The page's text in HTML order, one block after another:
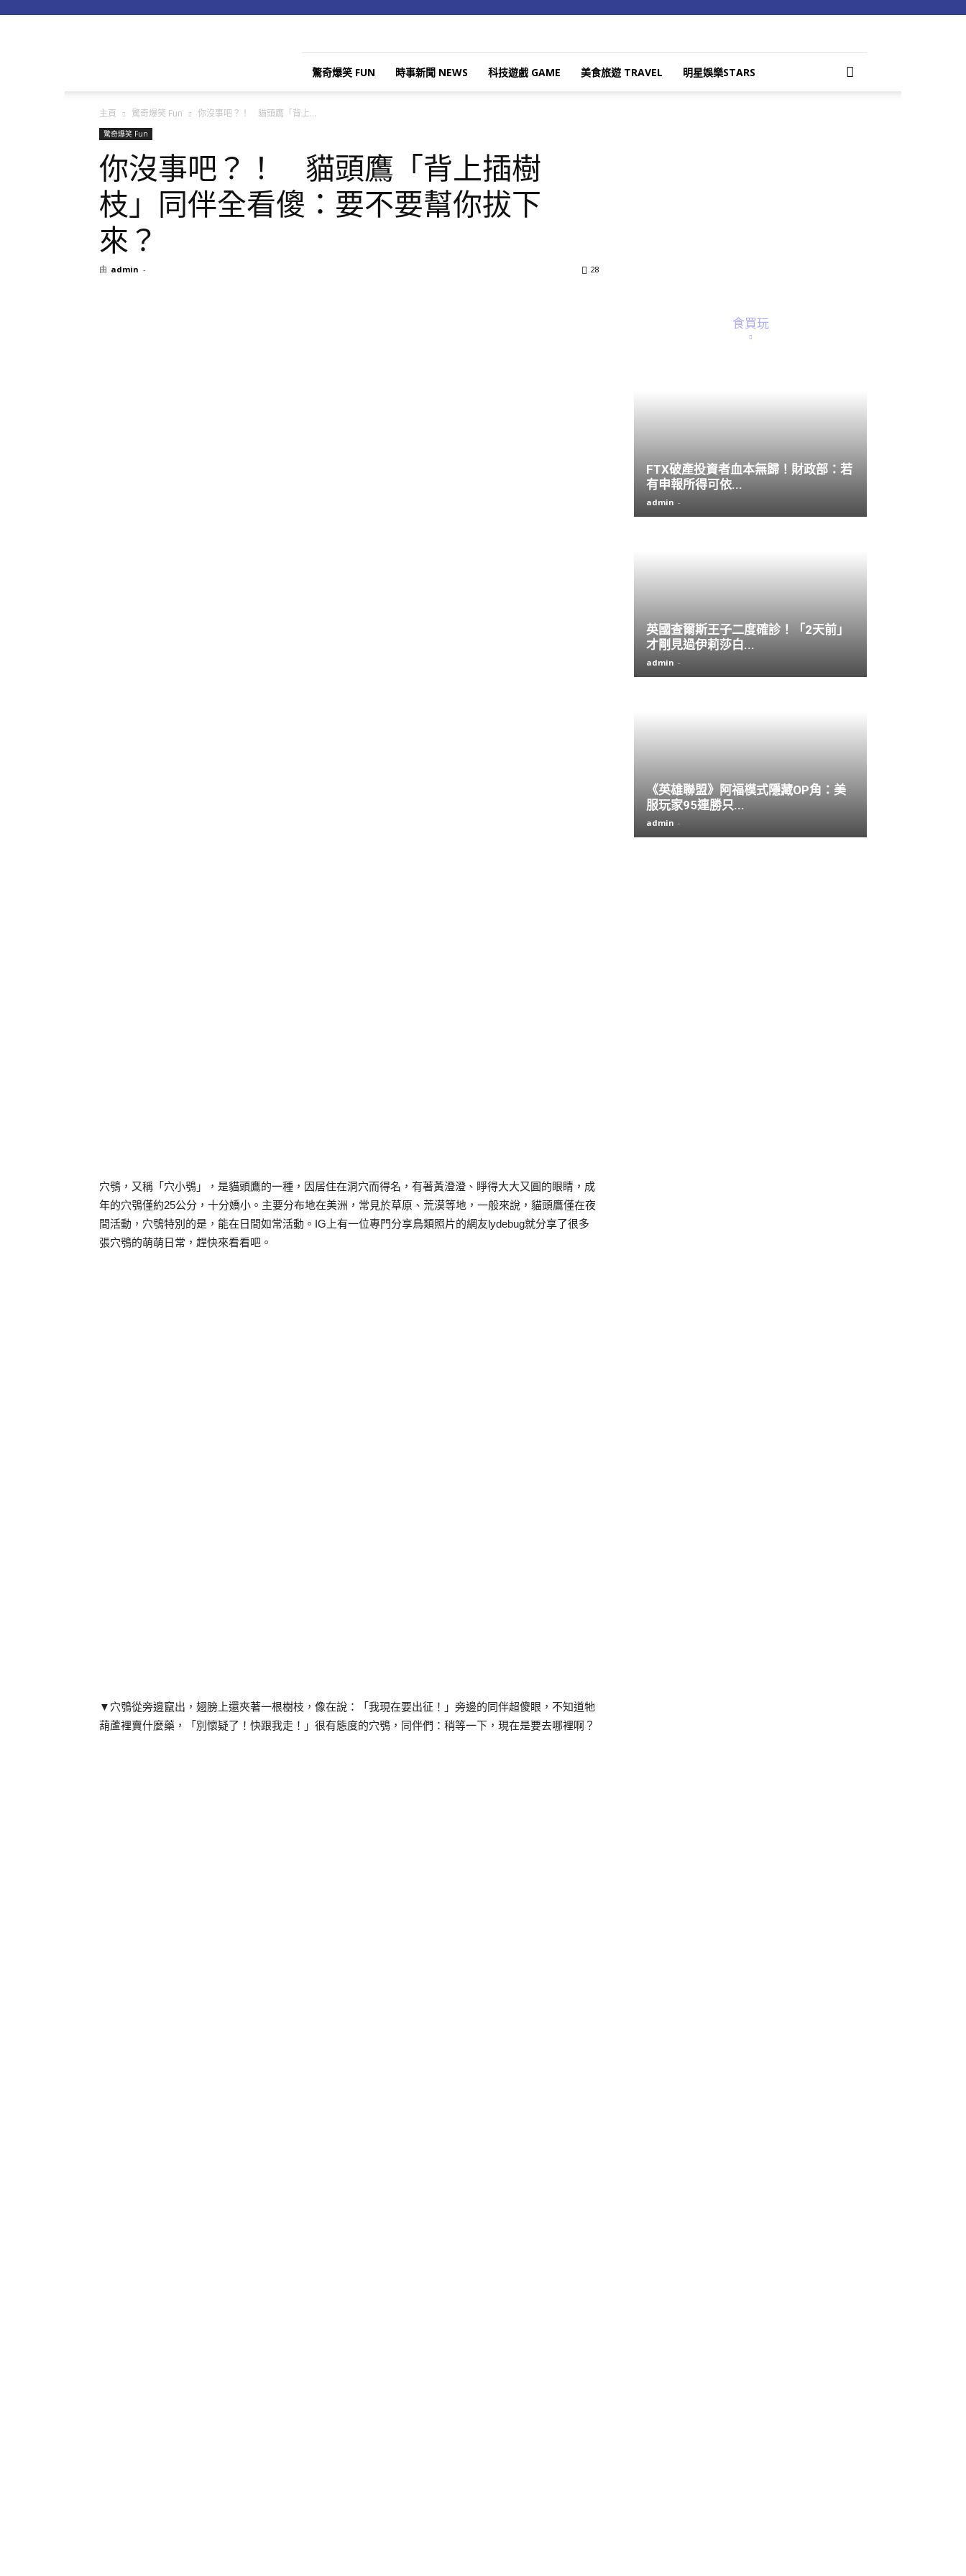
驚奇爆笑 FUN 時事新聞 NEWS 科技遊戲 GAME 美食旅遊 TRAVEL 明星娛樂STARS
主頁 驚奇爆笑 Fun 你沒事吧？！ 貓頭鷹「背上...
驚奇爆笑 Fun
你沒事吧？！ 貓頭鷹「背上插樹
枝」同伴全看傻：要不要幫你拔下
來？
由 admin - 28
穴鴞，又稱「穴小鴞」，是貓頭鷹的一種，因居住在洞穴而得名，有著黃澄澄、睜得大大又圓的眼睛，成
年的穴鴞僅約25公分，十分嬌小。主要分布地在美洲，常見於草原、荒漠等地，一般來說，貓頭鷹僅在夜
間活動，穴鴞特別的是，能在日間如常活動。IG上有一位專門分享鳥類照片的網友lydebug就分享了很多
張穴鴞的萌萌日常，趕快來看看吧。
▼穴鴞從旁邊竄出，翅膀上還夾著一根樹枝，像在說：「我現在要出征！」旁邊的同伴超傻眼，不知道牠
葫蘆裡賣什麼藥，「別懷疑了！快跟我走！」很有態度的穴鴞，同伴們：稍等一下，現在是要去哪裡啊？
食買玩
FTX破產投資者血本無歸！財政部：若
有申報所得可依...
admin -
英國查爾斯王子二度確診！「2天前」
才剛見過伊莉莎白...
admin -
《英雄聯盟》阿福模式隱藏OP角：美
服玩家95連勝只...
admin -